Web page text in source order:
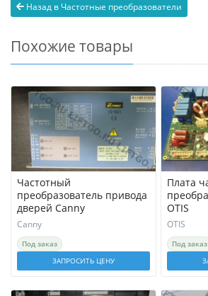
Назад в Частотные преобразователи
Похожие товары
Частотный
преобразователь привода
дверей Canny
Canny
Под заказ
ЗАПРОСИТЬ ЦЕНУ
Плата
OTIS
OTIS
Под заказ